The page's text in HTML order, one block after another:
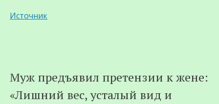
Источник
Муж предъявил претензии к жене:
«Лишний вес, усталый вид и